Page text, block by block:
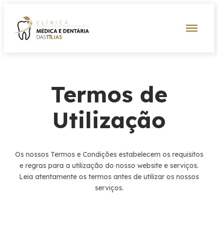
para
Termos de
Utilização
Os nossos Termos e Condições estabelecem os requisitos
e regras para a utilização do nosso website e serviços.
Leia atentamente os termos antes de utilizar os nossos
serviços.